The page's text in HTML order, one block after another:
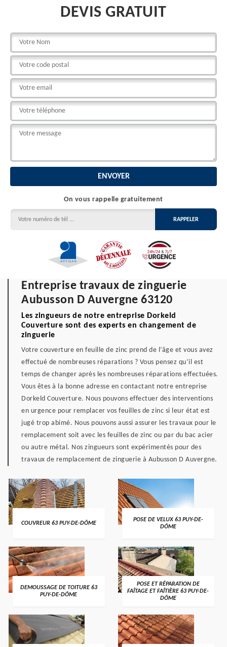
DEVIS GRATUIT
On vous rappelle gratuitement
Entreprise travaux de zinguerie
Aubusson D Auvergne 63120
Les zingueurs de notre entreprise Dorkeld
Couverture sont des experts en changement de
zinguerie
Votre couverture en feuille de zinc prend de l’âge et vous avez
effectué de nombreuses réparations ? Vous pensez qu’il est
temps de changer après les nombreuses réparations effectuées.
Vous êtes à la bonne adresse en contactant notre entreprise
Dorkeld Couverture. Nous pouvons effectuer des interventions
en urgence pour remplacer vos feuilles de zinc si leur état est
jugé trop abimé. Nous pouvons aussi assurer les travaux pour le
remplacement soit avec les feuilles de zinc ou par du bac acier
ou autre métal. Nos zingueurs sont expérimentés pour des
travaux de remplacement de zinguerie à Aubusson D Auvergne.
COUVREUR 63 PUY-DE-DÔME
POSE DE VELUX 63 PUY-DE-
DÔME
DEMOUSSAGE DE TOITURE 63
PUY-DE-DÔME
POSE ET RÉPARATION DE
FAÎTAGE ET FAÎTIÈRE 63 PUY-DE-
DÔME